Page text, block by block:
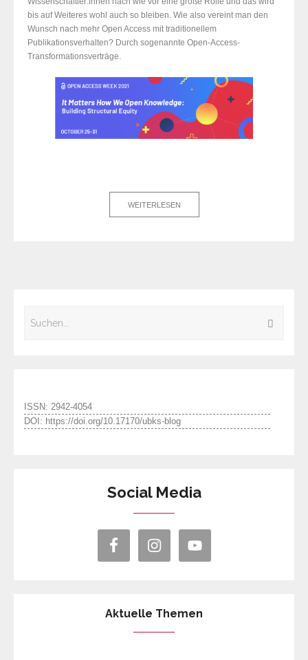
bis auf Weiteres wohl auch so bleiben. Wie also vereint man den
Wunsch nach mehr Open Access mit traditionellem
Publikationsverhalten? Durch sogenannte Open-Access-
Transformationsverträge.
WEITERLESEN
ISSN: 2942-4054
DOI: https://doi.org/10.17170/ubks-blog
Social Media
Aktuelle Themen